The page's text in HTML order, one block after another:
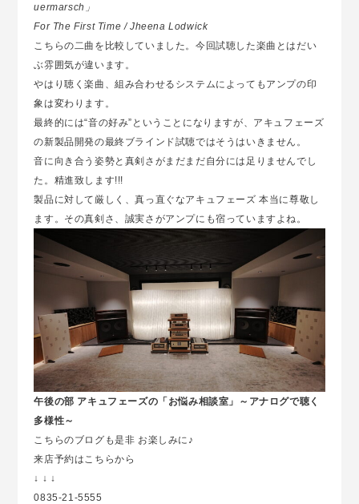
uermarsch」
For The First Time / Jheena Lodwick
こちらの二曲を比較していました。今回試聴した楽曲とはだい
ぶ雰囲気が違います。
やはり聴く楽曲、組み合わせるシステムによってもアンプの印
象は変わります。
最終的には“音の好み”ということになりますが、アキュフェーズ
の新製品開発の最終ブラインド試聴ではそうはいきません。
音に向き合う姿勢と真剣さがまだまだ自分には足りませんでし
た。精進致します!!!
製品に対して厳しく、真っ直ぐなアキュフェーズ 本当に尊敬し
ます。その真剣さ、誠実さがアンプにも宿っていますよね。
午後の部 アキュフェーズの「お悩み相談室」～アナログで聴く
多様性～
こちらのブログも是非 お楽しみに♪
来店予約はこちらから
↓ ↓ ↓
0835-21-5555